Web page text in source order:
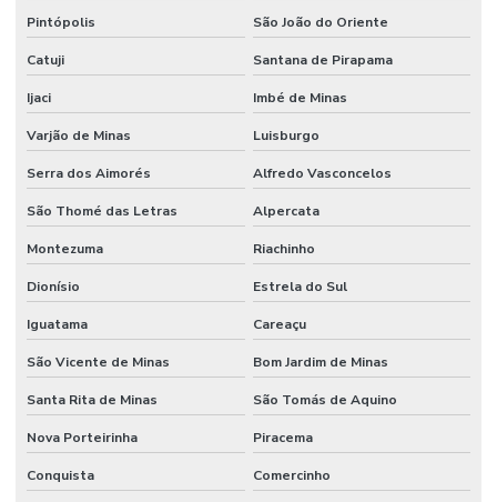
Pintópolis São João do Oriente
Catuji Santana de Pirapama
Ijaci Imbé de Minas
Varjão de Minas Luisburgo
Serra dos Aimorés Alfredo Vasconcelos
São Thomé das Letras Alpercata
Montezuma Riachinho
Dionísio Estrela do Sul
Iguatama Careaçu
São Vicente de Minas Bom Jardim de Minas
Santa Rita de Minas São Tomás de Aquino
Nova Porteirinha Piracema
Conquista Comercinho